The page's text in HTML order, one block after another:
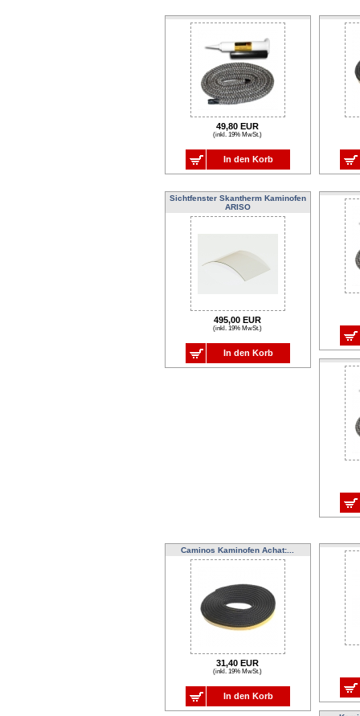
49,80 EUR
(inkl. 19% MwSt.)
In den Korb
Sichtfenster Skantherm Kaminofen
ARISO
495,00 EUR
(inkl. 19% MwSt.)
In den Korb
Caminos Kaminofen Achat:...
31,40 EUR
(inkl. 19% MwSt.)
In den Korb